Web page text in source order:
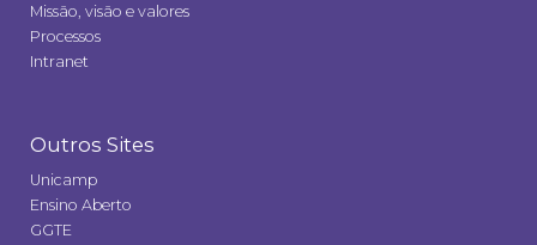
Missão, visão e valores
Processos
Intranet
Outros Sites
Unicamp
Ensino Aberto
GGTE